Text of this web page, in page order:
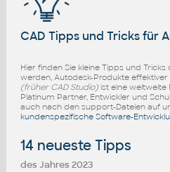
CAD Tipps und Tricks für
Hier finden Sie kleine Tipps und
werden, Autodesk-Produkte effektiver
(früher CAD Studio)ist eine weltweite
Platinum Partner, Entwickler und
auch nach den support-Dateien auf
kundenspezifische Software-
14 neueste Tipps
des Jahres 2023